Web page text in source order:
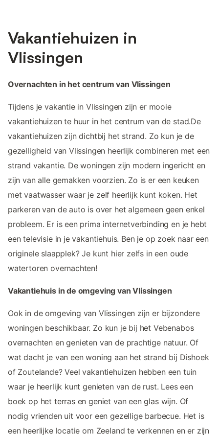
Vakantiehuizen in
Vlissingen
Overnachten in het centrum van Vlissingen
Tijdens je vakantie in Vlissingen zijn er mooie
vakantiehuizen te huur in het centrum van de stad.De
vakantiehuizen zijn dichtbij het strand. Zo kun je de
gezelligheid van Vlissingen heerlijk combineren met een
strand vakantie. De woningen zijn modern ingericht en
zijn van alle gemakken voorzien. Zo is er een keuken
met vaatwasser waar je zelf heerlijk kunt koken. Het
parkeren van de auto is over het algemeen geen enkel
probleem. Er is een prima internetverbinding en je hebt
een televisie in je vakantiehuis. Ben je op zoek naar een
originele slaapplek? Je kunt hier zelfs in een oude
watertoren overnachten!
Vakantiehuis in de omgeving van Vlissingen
Ook in de omgeving van Vlissingen zijn er bijzondere
woningen beschikbaar. Zo kun je bij het Vebenabos
overnachten en genieten van de prachtige natuur. Of
wat dacht je van een woning aan het strand bij Dishoek
of Zoutelande? Veel vakantiehuizen hebben een tuin
waar je heerlijk kunt genieten van de rust. Lees een
boek op het terras en geniet van een glas wijn. Of
nodig vrienden uit voor een gezellige barbecue. Het is
een heerlijke locatie om Zeeland te verkennen en er zijn